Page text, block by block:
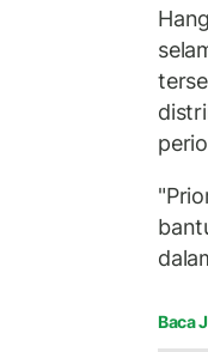
Baca